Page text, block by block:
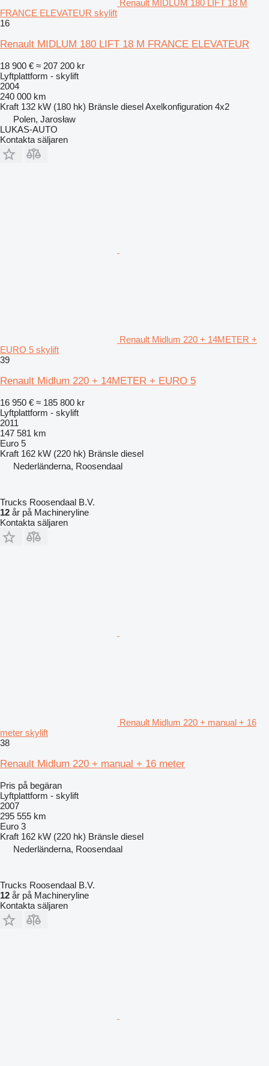
Renault MIDLUM 180 LIFT 18 M
FRANCE ELEVATEUR skylift
16
Renault MIDLUM 180 LIFT 18 M FRANCE ELEVATEUR
18 900 € ≈ 207 200 kr
Lyftplattform - skylift
2004
240 000 km
Kraft 132 kW (180 hk) Bränsle dieselAxelkonfiguration 4x2
Polen, Jarosław
LUKAS-AUTO
Kontakta säljaren
Renault Midlum 220 + 14METER +
EURO 5 skylift
39
Renault Midlum 220 + 14METER + EURO 5
16 950 € ≈ 185 800 kr
Lyftplattform - skylift
2011
147 581 km
Euro 5
Kraft 162 kW (220 hk) Bränsle diesel
Nederländerna, Roosendaal
Trucks Roosendaal B.V.
12 år på Machineryline
Kontakta säljaren
Renault Midlum 220 + manual + 16
meter skylift
38
Renault Midlum 220 + manual + 16 meter
Pris på begäran
Lyftplattform - skylift
2007
295 555 km
Euro 3
Kraft 162 kW (220 hk) Bränsle diesel
Nederländerna, Roosendaal
Trucks Roosendaal B.V.
12 år på Machineryline
Kontakta säljaren